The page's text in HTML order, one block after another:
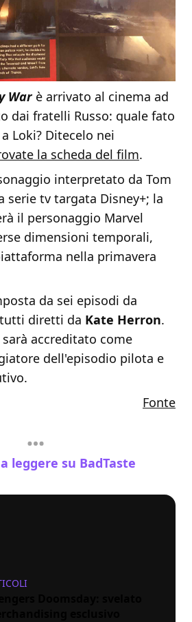
War è arrivato al cinema ad
dai fratelli Russo: quale fato
Loki? Ditecelo nei
la scheda del film.
interpretato da Tom
serie tv targata Disney+; la
il personaggio Marvel
dimensioni temporali,
nella primavera
da sei episodi da
diretti da Kate Herron.
accreditato come
dell'episodio pilota e
Fonte
leggere su BadTaste
Doomsday: svelato
esclusivo